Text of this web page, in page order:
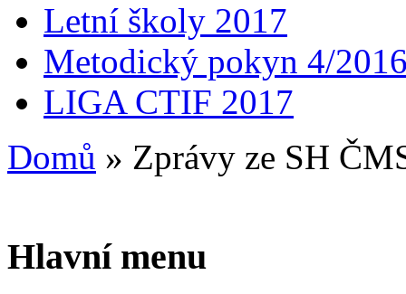
Letní školy 2017
Metodický pokyn 4/
LIGA CTIF 2017
Domů » Zprávy ze SH
Hlavní menu